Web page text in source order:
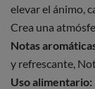
elevar el ánimo,
Crea una
Notas
y refrescante,
Uso alimentario: